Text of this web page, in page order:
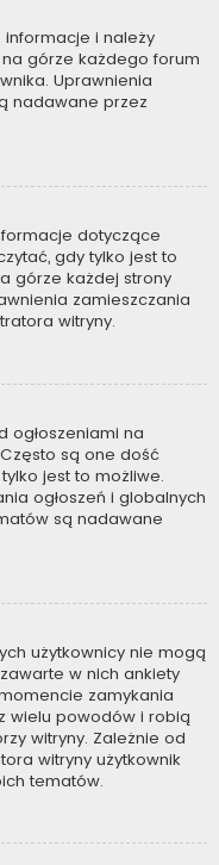
i należy
górze każdego forum
Uprawnienia
nadawane przez
dotyczące
gdy tylko jest to
górze każdej strony
zamieszczania
witryny.
ogłoszeniami na
są one dość
jest to możliwe.
ogłoszeń i globalnych
są nadawane
użytkownicy nie mogą
w nich ankiety
zamykania
wielu powodów i robią
witryny. Zależnie od
witryny użytkownik
tematów.